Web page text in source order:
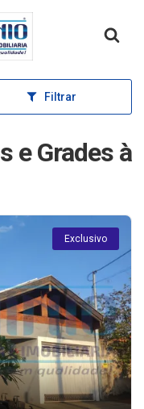
Filtrar
e Grades à
Exclusivo